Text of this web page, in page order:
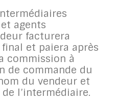
agents
facturera
et paiera après
commission à
de commande du
du vendeur et
l’intermédiaire.